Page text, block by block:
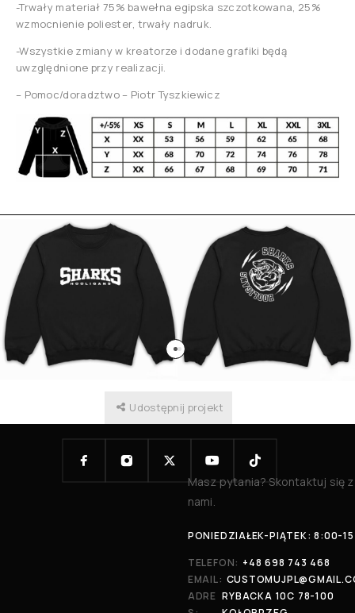
-Trwały materiał 75% bawełna egipska szczotkowana, 25%
wzmocnienie poliester, trwały nadruk.
-Wszystkie zmiany w kreatorze i dodane grafiki będą
uwzględnione przy realizacji.
– Pomoc/doradztwo – Piotr Tyszkiewicz
Udostępnij projekt
Masz pytania? Skontaktuj się z
nami.
PONIEDZIAŁEK-PIĄTEK: 8:00-
TELEFON: +48 698 743 468
EMAIL:
ADRE RYBACKA 10C 78-100